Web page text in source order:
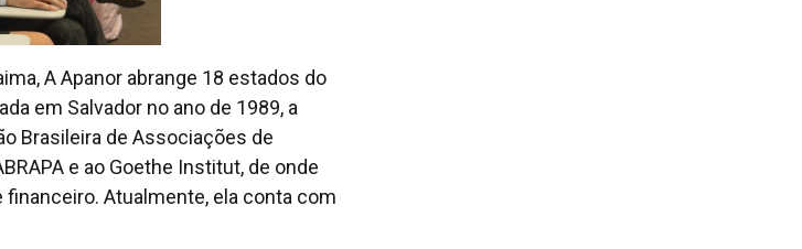
A Apanor abrange 18 estados do
em Salvador no ano de 1989, a
Brasileira de Associações de
e ao Goethe Institut, de onde
Atualmente, ela conta com